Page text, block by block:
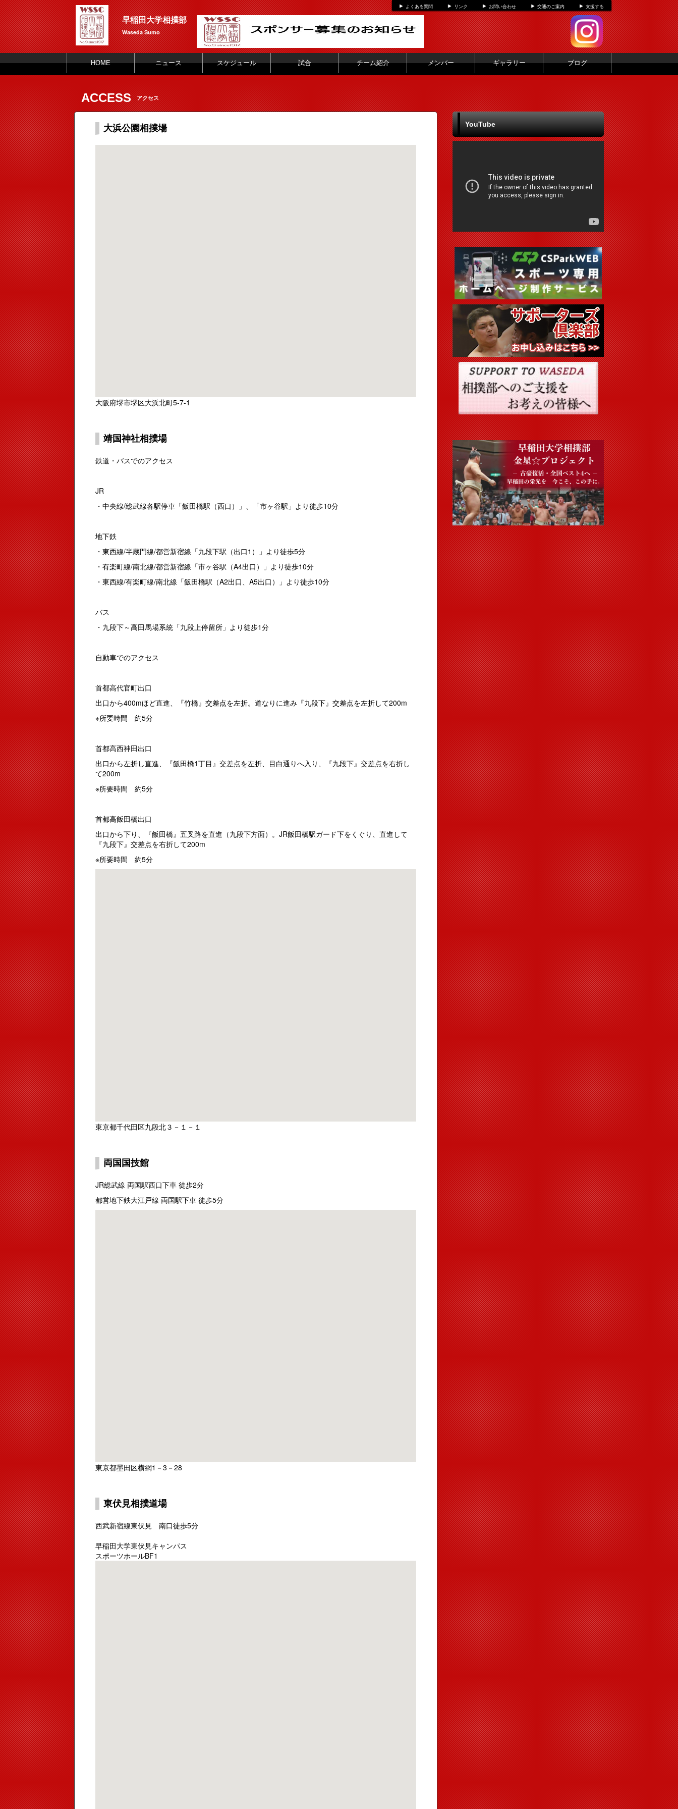
よくある質問 リンク お問い合わせ 交通のご案内 支援する
早稲田大学相撲部
Waseda Sumo
HOME ニュース スケジュール 試合 チーム紹介 メンバー ギャラリー ブログ
ACCESS アクセス
大浜公園相撲場
大阪府堺市堺区大浜北町5-7-1
靖国神社相撲場
鉄道・バスでのアクセス
JR
・中央線/総武線各駅停車「飯田橋駅（西口）」、「市ヶ谷駅」より徒歩10分
地下鉄
・東西線/半蔵門線/都営新宿線「九段下駅（出口1）」より徒歩5分
・有楽町線/南北線/都営新宿線「市ヶ谷駅（A4出口）」より徒歩10分
・東西線/有楽町線/南北線「飯田橋駅（A2出口、A5出口）」より徒歩10分
バス
・九段下～高田馬場系統「九段上停留所」より徒歩1分
自動車でのアクセス
首都高代官町出口
出口から400mほど直進、『竹橋』交差点を左折。道なりに進み『九段下』交差点を左折して200m
※所要時間 約5分
首都高西神田出口
出口から左折し直進、『飯田橋1丁目』交差点を左折、目白通りへ入り、『九段下』交差点を右折し
て200m
※所要時間 約5分
首都高飯田橋出口
出口から下り、『飯田橋』五叉路を直進（九段下方面）。JR飯田橋駅ガード下をくぐり、直進して
『九段下』交差点を右折して200m
※所要時間 約5分
東京都千代田区九段北３－１－１
両国国技館
JR総武線 両国駅西口下車 徒歩2分
都営地下鉄大江戸線 両国駅下車 徒歩5分
東京都墨田区横網1－3－28
東伏見相撲道場
西武新宿線東伏見 南口徒歩5分
早稲田大学東伏見キャンパス
スポーツホールBF1
YouTube